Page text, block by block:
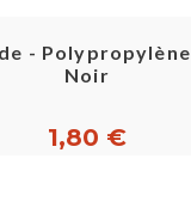
- Polypropylène
Noir
1,80 €